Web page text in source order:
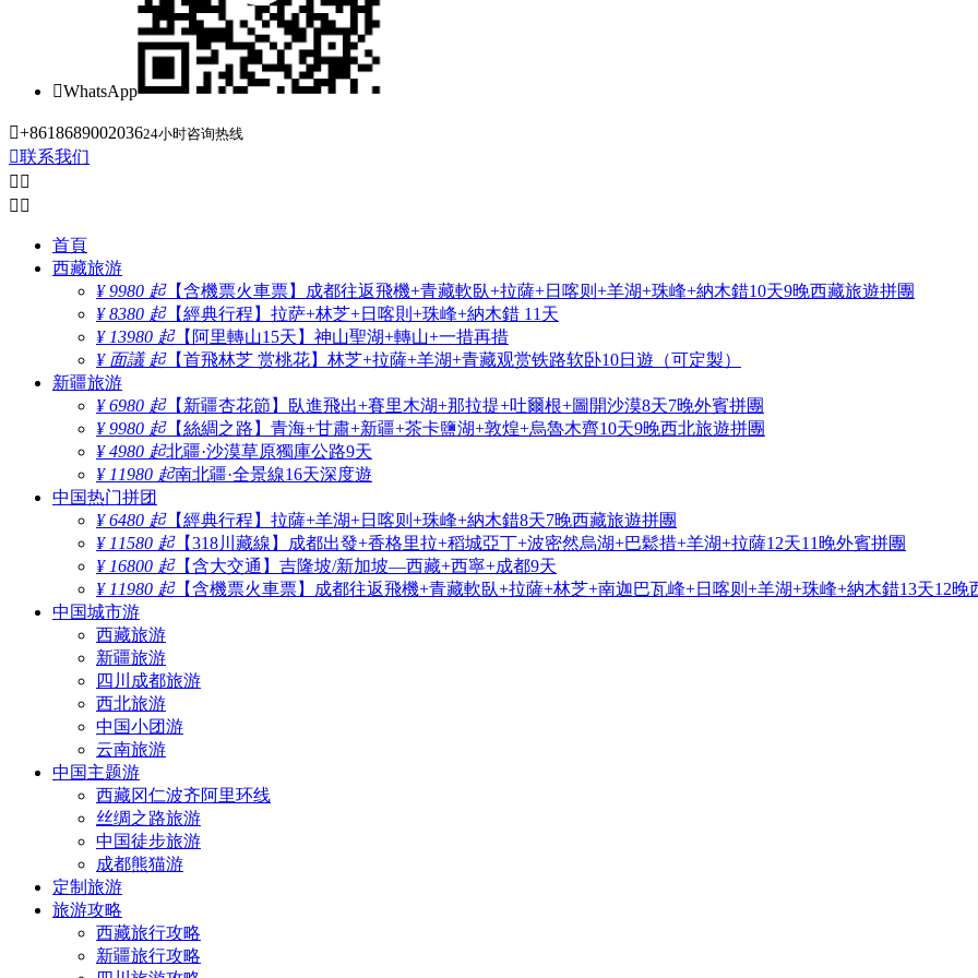
WhatsApp
+861868900203624小时咨询热线
联系我们
 
 
首頁
西藏旅游
¥ 9980 起【含機票火車票】成都往返飛機+青藏軟臥+拉薩+日喀则+羊湖+珠峰+納木錯10天9晚西藏旅遊拼團
¥ 8380 起【經典行程】拉萨+林芝+日喀則+珠峰+納木錯 11天
¥ 13980 起【阿里轉山15天】神山聖湖+轉山+一措再措
¥ 面議 起【首飛林芝 赏桃花】林芝+拉薩+羊湖+青藏观赏铁路软卧10日遊（可定製）
新疆旅游
¥ 6980 起【新疆杏花節】臥進飛出+賽里木湖+那拉提+吐爾根+圖開沙漠8天7晚外賓拼團
¥ 9980 起【絲綢之路】青海+甘肅+新疆+茶卡鹽湖+敦煌+烏魯木齊10天9晚西北旅遊拼團
¥ 4980 起北疆·沙漠草原獨庫公路9天
¥ 11980 起南北疆·全景線16天深度遊
中国热门拼团
¥ 6480 起【經典行程】拉薩+羊湖+日喀则+珠峰+納木錯8天7晚西藏旅遊拼團
¥ 11580 起【318川藏線】成都出發+香格里拉+稻城亞丁+波密然烏湖+巴鬆措+羊湖+拉薩12天11晚外賓拼團
¥ 16800 起【含大交通】吉隆坡/新加坡—西藏+西寧+成都9天
¥ 11980 起【含機票火車票】成都往返飛機+青藏軟臥+拉薩+林芝+南迦巴瓦峰+日喀则+羊湖+珠峰+納木錯13天12晚
中国城市游
西藏旅游
新疆旅游
四川成都旅游
西北旅游
中国小团游
云南旅游
中国主题游
西藏冈仁波齐阿里环线
丝绸之路旅游
中国徒步旅游
成都熊猫游
定制旅游
旅游攻略
西藏旅行攻略
新疆旅行攻略